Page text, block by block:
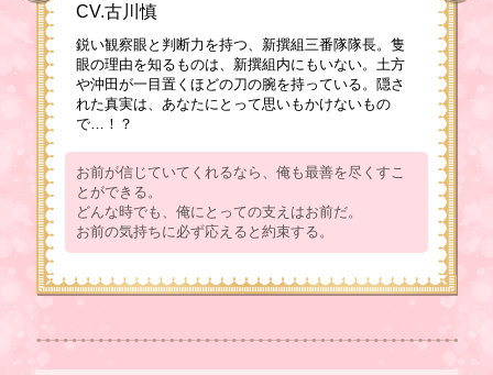
CV.古川慎
鋭い観察眼と判断力を持つ、新撰組三番隊隊長。隻
眼の理由を知るものは、新撰組内にもいない。土方
や沖田が一目置くほどの刀の腕を持っている。隠さ
れた真実は、あなたにとって思いもかけないもの
で…！？
お前が信じていてくれるなら、俺も最善を尽くすこ
とができる。
どんな時でも、俺にとっての支えはお前だ。
お前の気持ちに必ず応えると約束する。